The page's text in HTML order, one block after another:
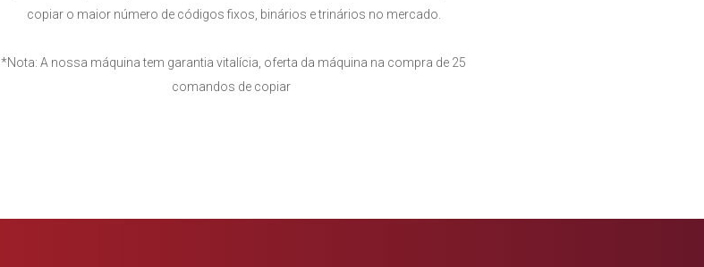
copiar o maior número de códigos fixos, binários e trinários no mercado.
*Nota: A nossa máquina tem garantia vitalícia, oferta da máquina na compra de 25
comandos de copiar